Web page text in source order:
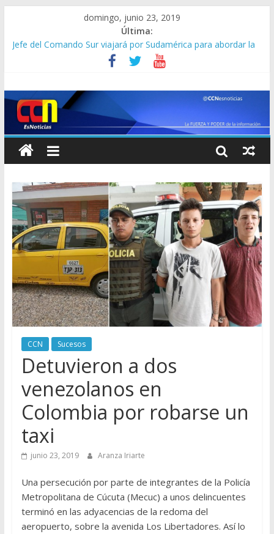
domingo, junio 23, 2019
Última:
Jefe del Comando Sur viajará por Sudamérica para abordar la
Detienen a “El Yiyo” uno de los 10 más buscados en Carabobo
taxi
Lo que se sabe de los militares y funcionarios del Cicpc
detenidos en las últimas horas
Corpoelec apuesta por un Frankenstein para el Zulia
CCN Sucesos
Detuvieron a dos
venezolanos en
Colombia por robarse un
taxi
junio 23, 2019 Aranza Iriarte
Una persecución por parte de integrantes de la Policía
Metropolitana de Cúcuta (Mecuc) a unos delincuentes
terminó en las adyacencias de la redoma del
aeropuerto, sobre la avenida Los Libertadores. Así lo